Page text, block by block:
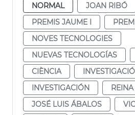
NORMAL
JOAN RIBÓ
PREMIS JAUME I
NOVES TECNOLOGIES
NUEVAS TECNOLOGÍAS
CIÈNCIA
INVESTIGACIÓ
INVESTIGACIÓN
JOSÉ LUIS ÁBALOS